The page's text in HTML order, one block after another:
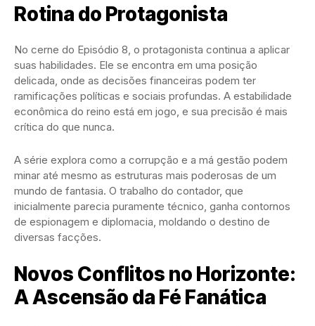
Rotina do Protagonista
No cerne do Episódio 8, o protagonista continua a aplicar
suas habilidades. Ele se encontra em uma posição
delicada, onde as decisões financeiras podem ter
ramificações políticas e sociais profundas. A estabilidade
econômica do reino está em jogo, e sua precisão é mais
crítica do que nunca.
A série explora como a corrupção e a má gestão podem
minar até mesmo as estruturas mais poderosas de um
mundo de fantasia. O trabalho do contador, que
inicialmente parecia puramente técnico, ganha contornos
de espionagem e diplomacia, moldando o destino de
diversas facções.
Novos Conflitos no Horizonte:
A Ascensão da Fé Fanática